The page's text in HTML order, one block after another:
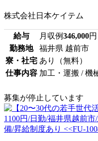
株式会社日本ケイテム
給与 月収例346,000円
勤務地
福井県 越前市
寮・社宅 あり（無料）
仕事内容 加工・運搬 / 機
募集が停止しています